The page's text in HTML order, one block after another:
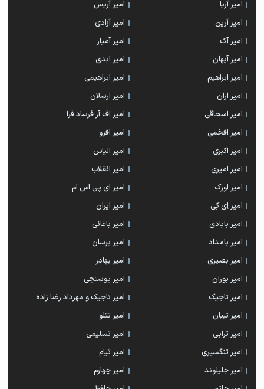
امیر آریا
امیر آریس
امیر آرین
امیر آزادی
امیر آک
امیر آمیار
امیر آیهان
امیر ابدی
امیر ابراهیم
امیر ابراهیمی
امیر اران
امیر ارسلان
امیر اسحاقی
امیر اف آر فرساد فرا
امیر افخمی
امیر افرو
امیر اکبری
امیر الیاس
امیر امیری
امیر انقلاب
امیر اورک
امیر ای پی اس ام
امیر اِی کِی
امیر ایران
امیر بابادی
امیر باغانی
امیر بامداد
امیر برسان
امیر بصیری
امیر بهادر
امیر بوران
امیر پوستچی
امیر تاجیک
امیر تاجیک و مهرداد رضا زاده
امیر تبیان
امیر تتلو
امیر ترابی
امیر تسلیمی
امیر تنگسیری
امیر تیام
امیر جلیلوند
امیر چهارم